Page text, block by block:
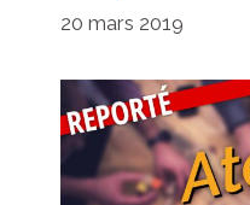
20 mars 2019